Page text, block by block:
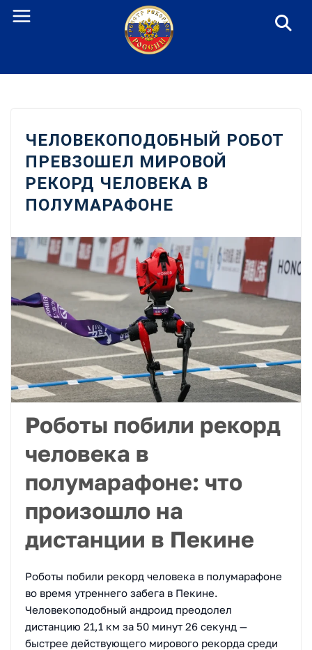
Перейти
ЧЕЛОВЕКОПОДОБНЫЙ РОБОТ
ПРЕВЗОШЕЛ МИРОВОЙ
РЕКОРД ЧЕЛОВЕКА В
ПОЛУМАРАФОНЕ
Роботы побили рекорд
человека в
полумарафоне: что
произошло на
дистанции в Пекине
Роботы побили рекорд человека в полумарафоне
во время утреннего забега в Пекине.
Человекоподобный андроид преодолел
дистанцию 21,1 км за 50 минут 26 секунд —
быстрее действующего мирового рекорда среди